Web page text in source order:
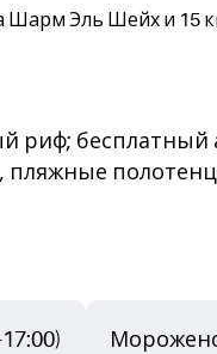
Шарм Эль Шейх и 15
риф; бесплатный
пляжные